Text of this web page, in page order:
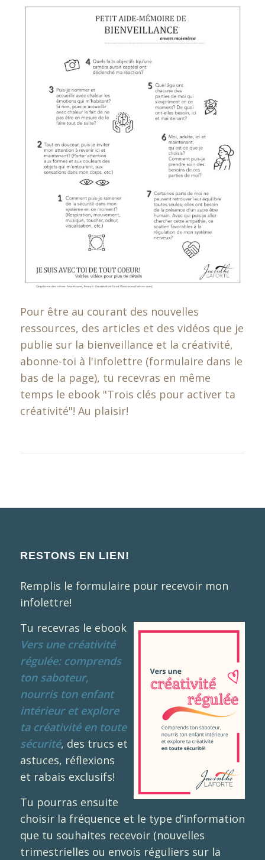
Pour être au courant des nouvelles
ressources, des articles et des vidéos que je
publie sur la bienveillance et la créativité,
abonne-toi à l'infolettre (formulaire dans le
bas de la page), tu recevras en même
temps le ebook "Trois clés pour activer ta
créativité"! Au plaisir!
RESTONS EN LIEN!
Remplis le formulaire pour recevoir mon
infolettre!
Tu recevras le ebook
Vers une créativité
régulée: comprends
ton saboteur,
nourris ton enfant
intérieur et explore
ta créativité en toute
sécurité, des trucs et
astuces, réflexions
et rabais exclusifs!
Tu pourras ensuite
choisir la fréquence et le type d’information
que tu souhaites recevoir (nouvelles
trimestrielles ou envois réguliers sur la